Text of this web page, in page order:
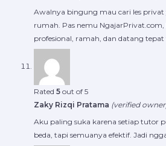
Awalnya bingung mau cari les privat
rumah. Pas nemu
profesional, ramah, dan datang tepat
Rated 5 out of 5
Zaky Rizqi Pratama (verified
Aku paling suka karena setiap tutor
beda, tapi semuanya efektif. Jadi